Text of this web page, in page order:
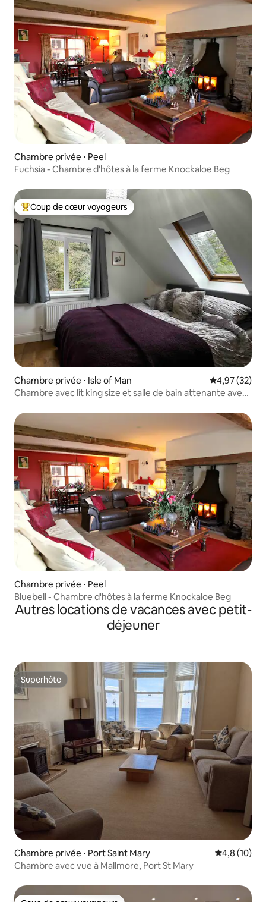
Chambre privée ⋅ Peel
Fuchsia - Chambre d'hôtes à la ferme Knockaloe Beg
Coups de cœur voyageurs les plus appréciés
Coup de cœur voyageurs
Chambre privée ⋅ Isle of Man Évaluation
4,97 (32)
Chambre avec lit king size et salle de bain attenante avec
Chambre privée ⋅ Peel
Bluebell - Chambre d'hôtes à la ferme Knockaloe Beg
Autres locations de vacances avec petit-
déjeuner
Superhôte
Superhôte
Chambre privée ⋅ Port Saint Mary Évaluation
4,8 (10)
Chambre avec vue à Mallmore, Port St Mary